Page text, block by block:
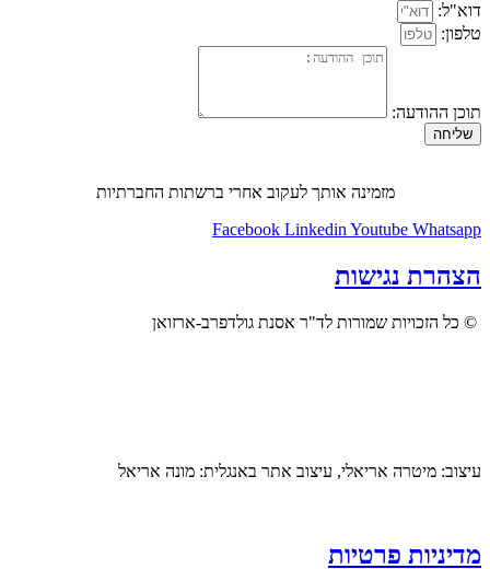
דוא"ל:
טלפון:
תוכן ההודעה:
שליחה
מזמינה אותך לעקוב אחרי ברשתות החברתיות
Facebook LinkedinYoutube Whatsapp
הצהרת נגישות
© כל הזכויות שמורות לד"ר אסנת גולדפרב-ארזואן
עיצוב: מיטרה אריאלי, עיצוב אתר באנגלית: מונה אריאל
מדיניות פרטיות